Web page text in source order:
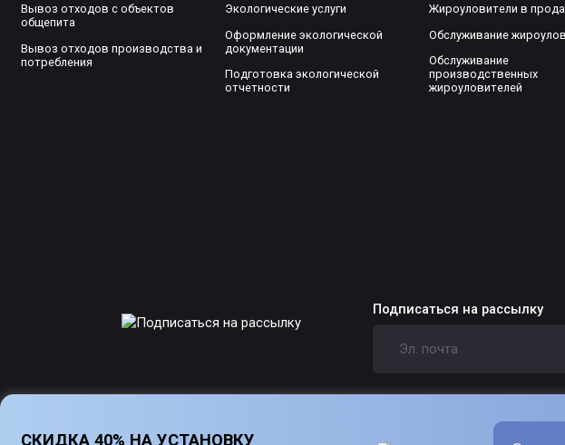
СКИДКА 40% НА УСТАНОВКУ
Вывоз отходов с объектов
общепита
Вывоз отходов производства и
потребления
Экологические услуги
Оформление экологической
документации
Подготовка экологической
отчетности
Жироуловители в
Обслуживание
Обслуживание
производственных
жироуловителей
Подписаться на рассылку